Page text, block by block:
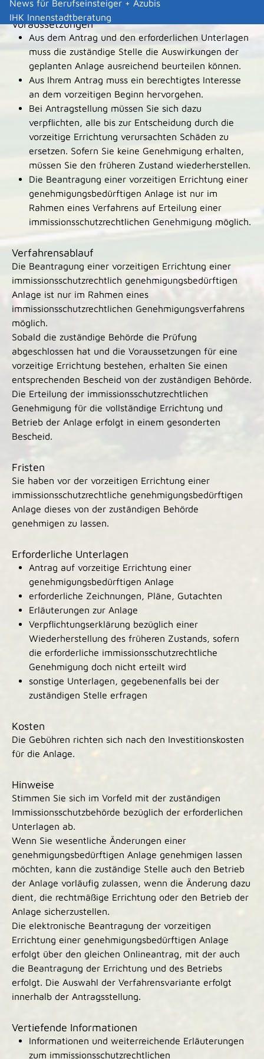
News für Berufseinsteiger + Azubis
IHK Innenstadtberatung
Voraussetzungen
Aus dem Antrag und den erforderlichen Unterlagen
muss die zuständige Stelle die Auswirkungen der
geplanten Anlage ausreichend beurteilen können.
Aus Ihrem Antrag muss ein berechtigtes Interesse
an dem vorzeitigen Beginn hervorgehen.
Bei Antragstellung müssen Sie sich dazu
verpflichten, alle bis zur Entscheidung durch die
vorzeitige Errichtung verursachten Schäden zu
ersetzen. Sofern Sie keine Genehmigung erhalten,
müssen Sie den früheren Zustand wiederherstellen.
Die Beantragung einer vorzeitigen Errichtung einer
genehmigungsbedürftigen Anlage ist nur im
Rahmen eines Verfahrens auf Erteilung einer
immissionsschutzrechtlichen Genehmigung möglich.
Verfahrensablauf
Die Beantragung einer vorzeitigen Errichtung einer
immissionsschutzrechtlich genehmigungsbedürftigen
Anlage ist nur im Rahmen eines
immissionsschutzrechtlichen Genehmigungsverfahrens
möglich.
Sobald die zuständige Behörde die Prüfung
abgeschlossen hat und die Voraussetzungen für eine
vorzeitige Errichtung bestehen, erhalten Sie einen
entsprechenden Bescheid von der zuständigen Behörde.
Die Erteilung der immissionsschutzrechtlichen
Genehmigung für die vollständige Errichtung und
Betrieb der Anlage erfolgt in einem gesonderten
Bescheid.
Fristen
Sie haben vor der vorzeitigen Errichtung einer
immissionsschutzrechtliche genehmigungsbedürftigen
Anlage dieses von der zuständigen Behörde
genehmigen zu lassen.
Erforderliche Unterlagen
Antrag auf vorzeitige Errichtung einer
genehmigungsbedürftigen Anlage
erforderliche Zeichnungen, Pläne, Gutachten
Erläuterungen zur Anlage
Verpflichtungserklärung bezüglich einer
Wiederherstellung des früheren Zustands, sofern
die erforderliche immissionsschutzrechtliche
Genehmigung doch nicht erteilt wird
sonstige Unterlagen, gegebenenfalls bei der
zuständigen Stelle erfragen
Kosten
Die Gebühren richten sich nach den Investitionskosten
für die Anlage.
Hinweise
Stimmen Sie sich im Vorfeld mit der zuständigen
Immissionsschutzbehörde bezüglich der erforderlichen
Unterlagen ab.
Wenn Sie wesentliche Änderungen einer
genehmigungsbedürftigen Anlage genehmigen lassen
möchten, kann die zuständige Stelle auch den Betrieb
der Anlage vorläufig zulassen, wenn die Änderung dazu
dient, die rechtmäßige Errichtung oder den Betrieb der
Anlage sicherzustellen.
Die elektronische Beantragung der vorzeitigen
Errichtung einer genehmigungsbedürftigen Anlage
erfolgt über den gleichen Onlineantrag, mit der auch
die Beantragung der Errichtung und des Betriebs
erfolgt. Die Auswahl der Verfahrensvariante erfolgt
innerhalb der Antragsstellung.
Vertiefende Informationen
Informationen und weiterreichende Erläuterungen
zum immissionsschutzrechtlichen